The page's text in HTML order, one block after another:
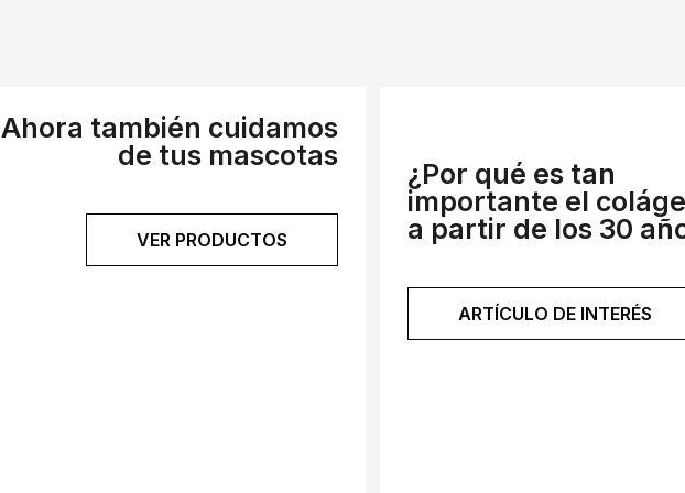
Ahora también cuidamos
de tus mascotas
VER PRODUCTOS
¿Por qué es tan
importante el
a partir de los 30
ARTÍCULO DE INTERÉS